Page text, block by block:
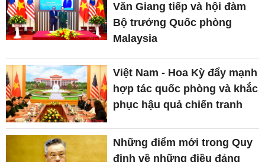
Văn Giang tiếp và hội đàm
Bộ trưởng Quốc phòng
Malaysia
Việt Nam - Hoa Kỳ đẩy mạnh
hợp tác quốc phòng và khắc
phục hậu quả chiến tranh
Những điểm mới trong Quy
định về những điều đảng